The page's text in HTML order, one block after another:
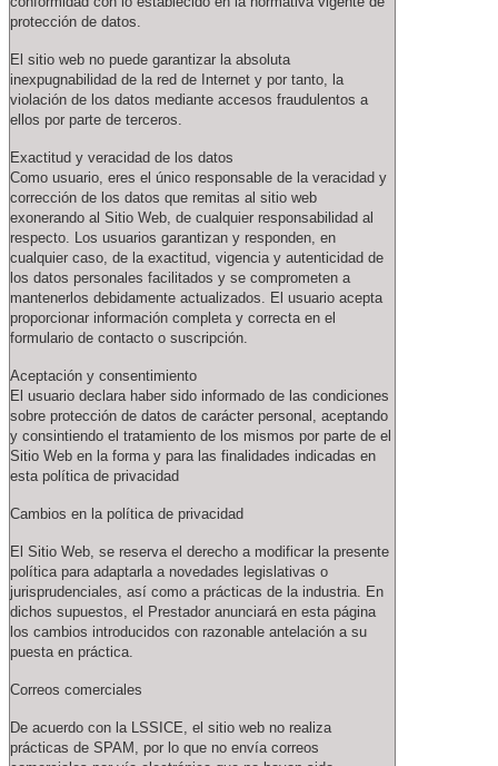
protección de datos.
El sitio web no puede garantizar la absoluta
inexpugnabilidad de la red de Internet y por tanto, la
violación de los datos mediante accesos fraudulentos a
ellos por parte de terceros.
Exactitud y veracidad de los datos
Como usuario, eres el único responsable de la veracidad y
corrección de los datos que remitas al sitio web
exonerando al Sitio Web, de cualquier responsabilidad al
respecto. Los usuarios garantizan y responden, en
cualquier caso, de la exactitud, vigencia y autenticidad de
los datos personales facilitados y se comprometen a
mantenerlos debidamente actualizados. El usuario acepta
proporcionar información completa y correcta en el
formulario de contacto o suscripción.
Aceptación y consentimiento
El usuario declara haber sido informado de las condiciones
sobre protección de datos de carácter personal, aceptando
y consintiendo el tratamiento de los mismos por parte de el
Sitio Web en la forma y para las finalidades indicadas en
esta política de privacidad
Cambios en la política de privacidad
El Sitio Web, se reserva el derecho a modificar la presente
política para adaptarla a novedades legislativas o
jurisprudenciales, así como a prácticas de la industria. En
dichos supuestos, el Prestador anunciará en esta página
los cambios introducidos con razonable antelación a su
puesta en práctica.
Correos comerciales
De acuerdo con la LSSICE, el sitio web no realiza
prácticas de SPAM, por lo que no envía correos